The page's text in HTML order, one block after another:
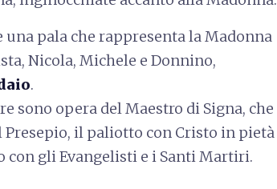
pala che rappresenta la Madonna
Nicola, Michele e Donnino,
.
sono opera del Maestro di Signa, che
Presepio, il paliotto con Cristo in pietà
con gli Evangelisti e i Santi Martiri.